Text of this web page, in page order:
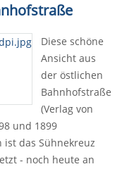
Diese schöne
Ansicht aus
der östlichen
Bahnhofstraße
(Verlag von
und 1899
das Sühnekreuz
- noch heute an